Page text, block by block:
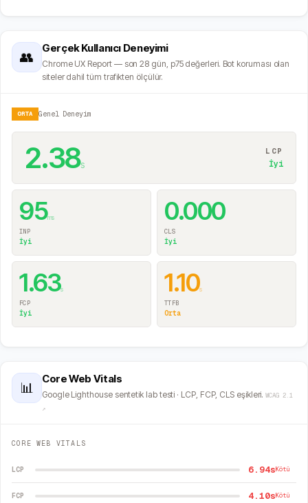
👥
Gerçek Kullanıcı Deneyimi
Chrome UX Report — son 28 gün, p75 değerleri. Bot koruması olan
siteler dahil tüm trafikten ölçülür.
ORTA Genel Deneyim
2.38s
LCP
İyi
95ms
INP
İyi
0.000
CLS
İyi
1.63s
FCP
İyi
1.10s
TTFB
Orta
📊
Core Web Vitals
Google Lighthouse sentetik lab testi · LCP, FCP, CLS eşikleri. WCAG 2.1
↗
CORE WEB VITALS
LCP 6.94sKötü
FCP 4.10sKötü